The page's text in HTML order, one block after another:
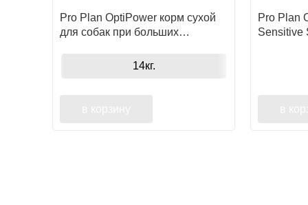
Pro Plan OptiPower корм сухой
для собак при больших
содержанием курицы
14кг.
Pro Plan
Sensitive